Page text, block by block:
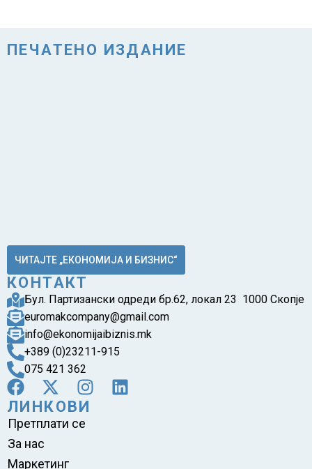
ПЕЧАТЕНО ИЗДАНИЕ
ЧИТАЈТЕ „ЕКОНОМИЈА И БИЗНИС“
КОНТАКТ
Бул. Партизански одреди бр.62, локал 23 1000 Скопје
euromakcompany@gmail.com
info@ekonomijaibiznis.mk
+389 (0)23211-915
075 421 362
ЛИНКОВИ
Претплати се
За нас
Маркетинг